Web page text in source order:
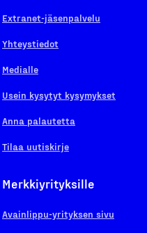
Extranet-jäsenpalvelu
Yhteystiedot
Medialle
Usein kysytyt kysymykset
Anna palautetta
Tilaa uutiskirje
Merkkiyrityksille
Avainlippu-yrityksen sivu